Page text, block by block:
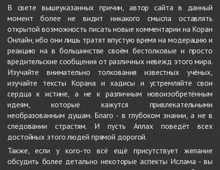
В свете вышеуказанных причин, автор сайта в данный
момент более не видит никакого смысла оставлять
открытой возможность писать новые комментарии на Коран
Онлайн, ибо они лишь тратят впустую время на модерацию и
реакцию на в большинстве своём бестолковые и просто
вредительские сообщения от различных невежд этого мира.
Изучайте внимательно толкования известных учёных,
изучайте тексты Корана и хадисы и устремляйте свои
сердца к истине, а не к различным новоизобретённым
идеям, которые кажутся привлекательными
необразованным душам. Благо - в глубоком знании, а не в
следовании страстям. И пусть Аллах поведёт всех
достойных этого людей прямой дорогой.
Также, если у кого-то всё ещё присутствует желание
обсудить более детально некоторые аспекты Ислама - вы